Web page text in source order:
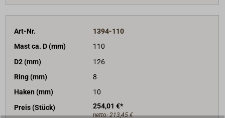
Art-Nr.
1394-110
Mast ca. D (mm)
110
D2 (mm)
126
Ring (mm)
8
Haken (mm)
10
Preis (Stück)
254,01 €*
netto:213,45 €